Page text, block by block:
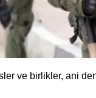
ve birlikler, ani